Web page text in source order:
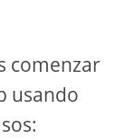
comenzar
usando